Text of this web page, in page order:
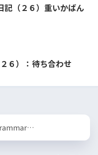
記（２６）重いかばん
６）：待ち合わせ